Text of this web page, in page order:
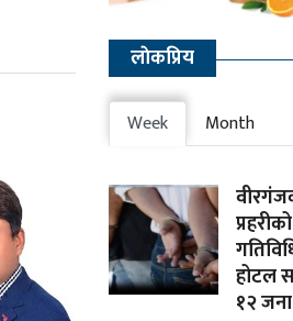
लाेकप्रिय
Week Month
होटल
१२